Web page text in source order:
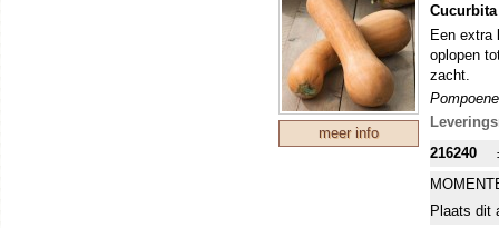
namen
soorten,
duidelijk
meer info
Een extra
oplopen
zacht.
worden
namen
soorten,
216240
Plaats dit